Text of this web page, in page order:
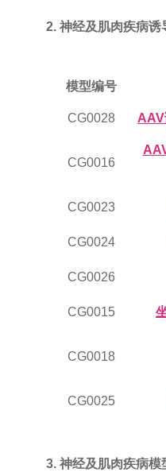
2. 神经及肌肉疾病诱
模型编号
CG0028
CG0016
CG0023
CG0024
CG0026
CG0015
CG0018
CG0025
3. 神经及肌肉疾病